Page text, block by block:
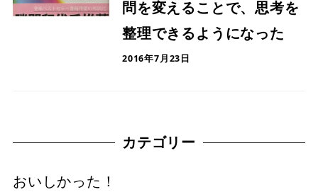
問を変えることで、思考を
整理できるようになった
2016年7月23日
カテゴリー
おいしかった！